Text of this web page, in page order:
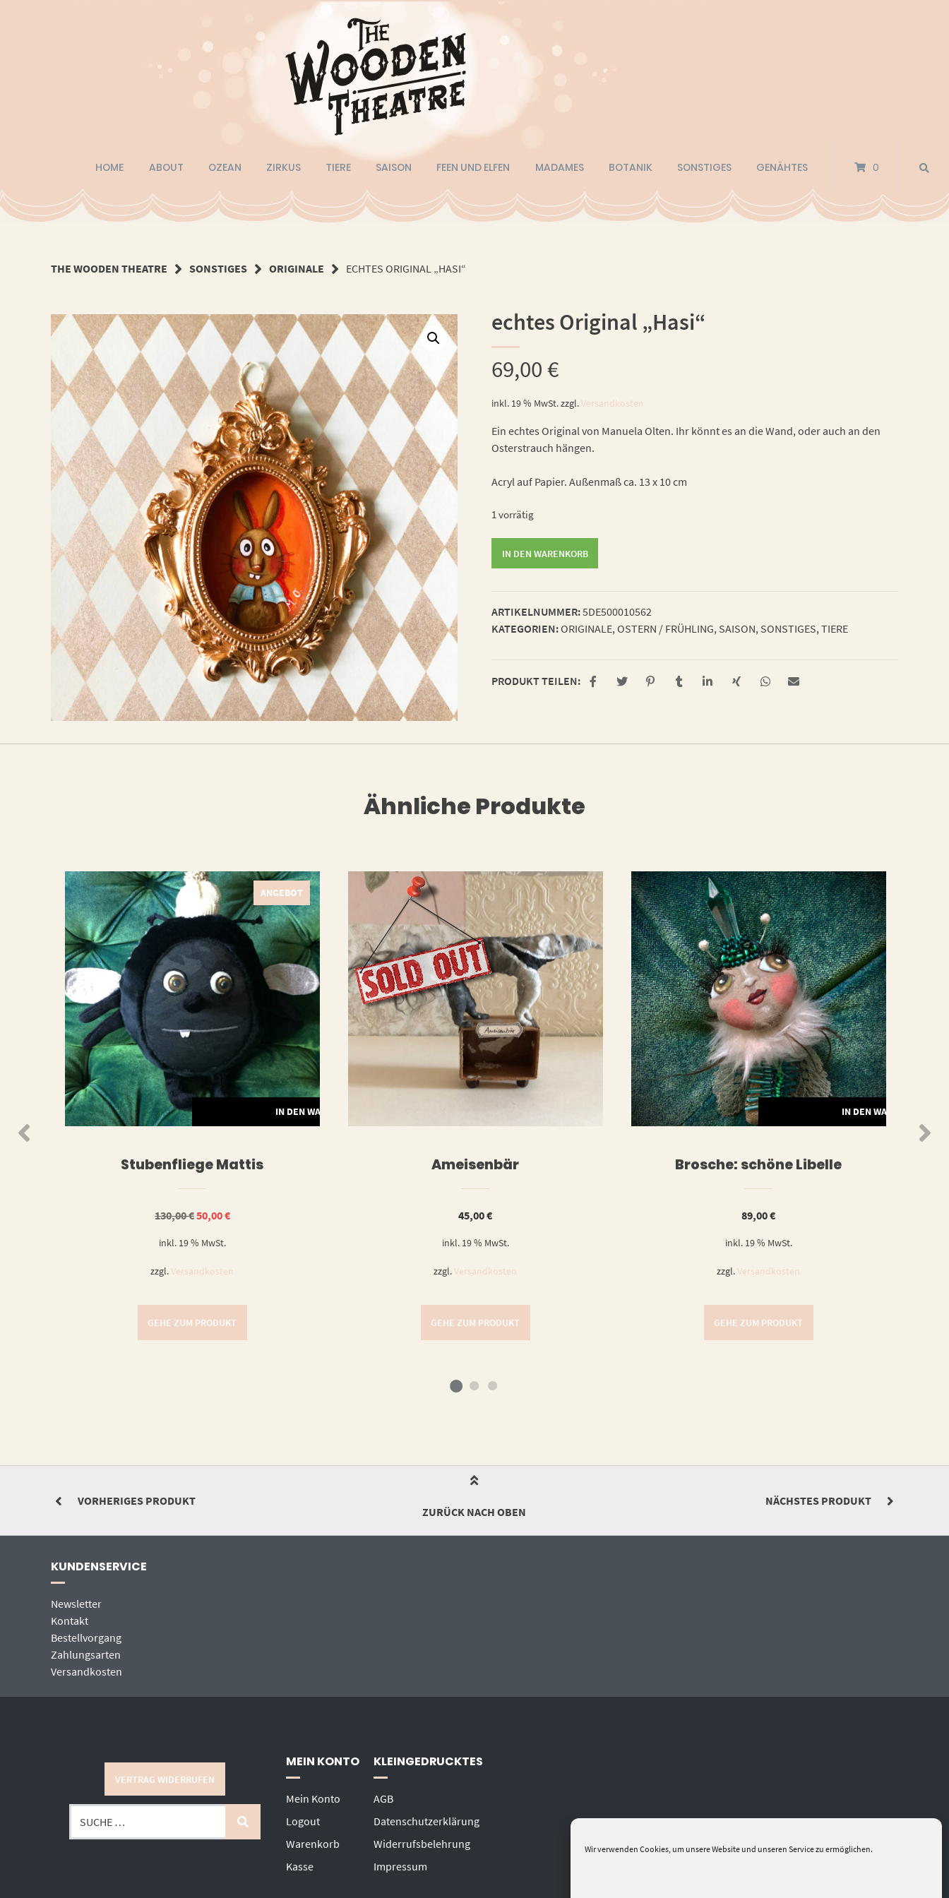
Wir verwenden Cookies, um unsere Website und unseren Service zu ermöglichen.
HOME ABOUT OZEAN ZIRKUS TIERE SAISON FEEN UND ELFEN MADAMES BOTANIK SONSTIGES GENÄHTES 0
THE WOODEN THEATRE SONSTIGES ORIGINALE ECHTES ORIGINAL „HASI“
echtes Original „Hasi“
69,00€
inkl. 19 % MwSt.zzgl.Versandkosten
Ein echtes Original von Manuela Olten. Ihr könnt es an die Wand, oder auch an den
Osterstrauch hängen.
Acryl auf Papier. Außenmaß ca. 13 x 10 cm
1 vorrätig
IN DEN WARENKORB
ARTIKELNUMMER:5DE500010562
KATEGORIEN:ORIGINALE,OSTERN / FRÜHLING, SAISON, SONSTIGES,TIERE
PRODUKT TEILEN:
Ähnliche Produkte
DEN WARENKORB IN DEN WARENKORB
ANGEBOT
Stubenfliege Mattis
130,00€Ursprünglicher
Preis
war:
130,00 €
50,00€Aktueller
inkl. 19 % MwSt.
zzgl.Versandkosten
GEHE ZUM PRODUKT
WEITERLESEN
Ameisenbär
45,00€
inkl. 19 % MwSt.
zzgl.Versandkosten
GEHE ZUM PRODUKT
IN DEN WARENKORB
Brosche: schöne Libelle
89,00€
inkl. 19 % MwSt.
zzgl.Versandkosten
GEHE ZUM PRODUKT
VORHERIGES PRODUKT
NÄCHSTES PRODUKT
ZURÜCK NACH OBEN
KUNDENSERVICE
Newsletter
Kontakt
Bestellvorgang
Zahlungsarten
Versandkosten
VERTRAG WIDERRUFEN
MEIN KONTO
Mein Konto
Logout
Warenkorb
Kasse
KLEINGEDRUCKTES
AGB
Datenschutzerklärung
Widerrufsbelehrung
Impressum